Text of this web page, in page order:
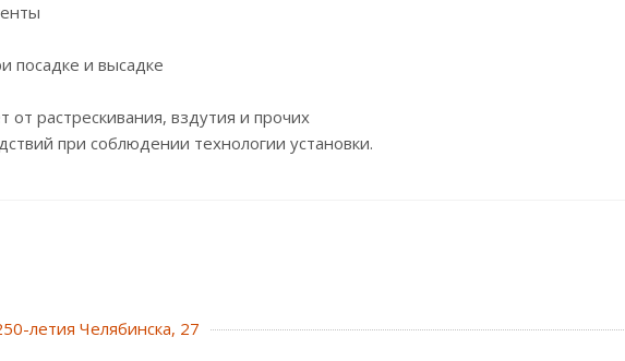
посадке и высадке
от растрескивания, вздутия и прочих
при соблюдении технологии установки.
летия Челябинска, 27